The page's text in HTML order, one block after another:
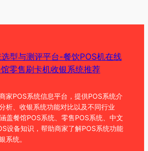
型与测评平台-餐饮POS机在线
零售刷卡机收银系统推荐
家POS系统信息平台，提供POS系统介
析、收银系统功能对比以及不同行业
盖餐馆POS系统、零售POS系统、中文
设备知识，帮助商家了解POS系统功能
系统。